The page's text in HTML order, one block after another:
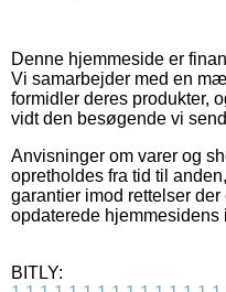
Denne hjemmeside er
Vi samarbejder med en
formidler deres produkter,
vidt den besøgende vi
Anvisninger om varer og
opretholdes fra tid til
garantier imod rettelser
opdaterede hjemmesidens
BITLY: